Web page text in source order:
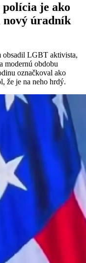
je ako
úradník
obsadil LGBT aktivista,
modernú obdobu
označkoval ako
že je na neho hrdý.